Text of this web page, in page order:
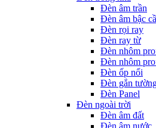
Đèn âm trần
Đèn âm bậc
Đèn rọi ray
Đèn ray từ
Đèn nhôm
Đèn nhôm
Đèn ốp nổi
Đèn gắn
Đèn Panel
Đèn ngoài trời
Đèn âm đất
Đèn âm nước